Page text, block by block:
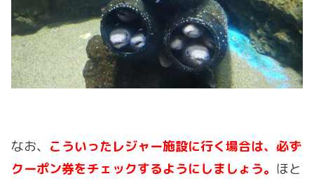
なお、 こういったレジャー施設に行く場合は、必ず
クーポン券をチェックするようにしましょう。 ほと